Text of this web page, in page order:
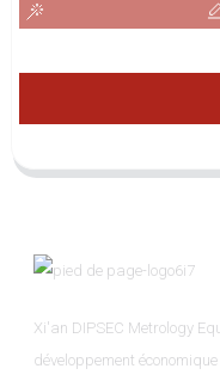
Xi'an DIPSEC Metrology
développement